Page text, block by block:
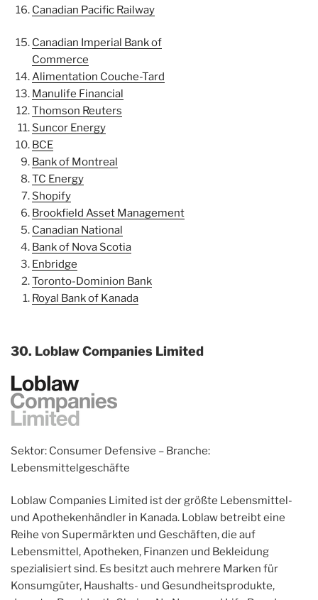
Canadian Pacific Railway
Canadian Imperial Bank of
Commerce
Alimentation Couche-Tard
Manulife Financial
Thomson Reuters
Suncor Energy
BCE
Bank of Montreal
TC Energy
Shopify
Brookfield Asset Management
Canadian National
Bank of Nova Scotia
Enbridge
Toronto-Dominion Bank
Royal Bank of Kanada
30. Loblaw Companies Limited
Sektor: Consumer Defensive – Branche:
Lebensmittelgeschäfte
Loblaw Companies Limited ist der größte Lebensmittel-
und Apothekenhändler in Kanada. Loblaw betreibt eine
Reihe von Supermärkten und Geschäften, die auf
Lebensmittel, Apotheken, Finanzen und Bekleidung
spezialisiert sind. Es besitzt auch mehrere Marken für
Konsumgüter, Haushalts- und Gesundheitsprodukte,